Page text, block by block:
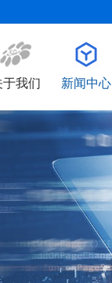
于我们 新闻中心